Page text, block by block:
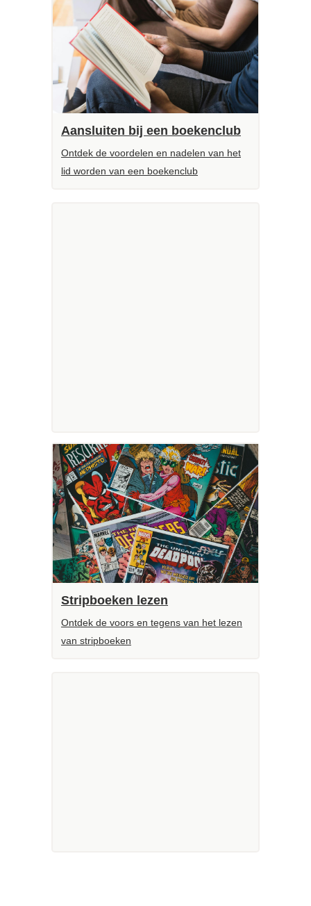
Aansluiten bij een boekenclub
Ontdek de voordelen en nadelen van het
lid worden van een boekenclub
Stripboeken lezen
Ontdek de voors en tegens van het lezen
van stripboeken